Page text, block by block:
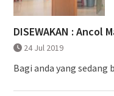
DISEWAKAN : Ancol
24 Jul 2019
Bagi anda yang